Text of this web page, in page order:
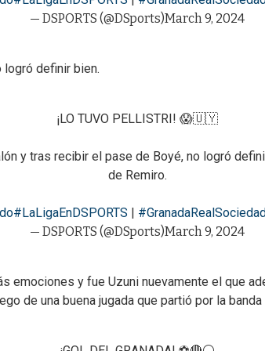
— DSPORTS (@DSports)March 9, 2024
logró definir bien.
¡LO TUVO PELLISTRI! 😱🇺🇾
y tras recibir el pase de Boyé, no logró
de Remiro.
#LaLigaEnDSPORTS #GranadaRealSociedad
— DSPORTS (@DSports)March 9, 2024
emociones y fue Uzuni nuevamente el que
de una buena jugada que partió por la